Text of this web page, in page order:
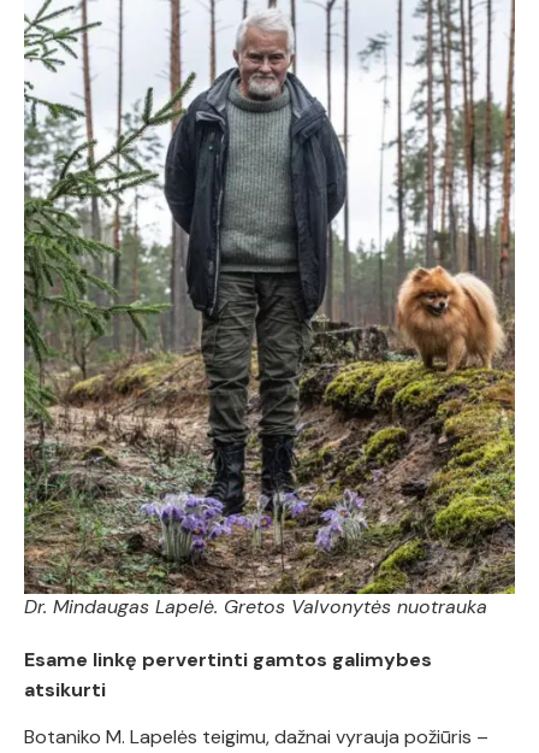
Dr. Mindaugas Lapelė. Gretos Valvonytės nuotrauka
Esame linkę pervertinti gamtos galimybes
atsikurti
Botaniko M. Lapelės teigimu, dažnai vyrauja požiūris –